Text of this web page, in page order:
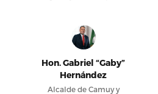
Hon. Gabriel “Gaby”
Hernández
Alcalde de Camuy y